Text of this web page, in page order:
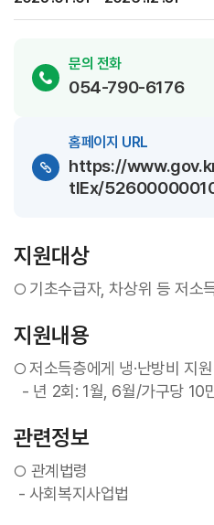
문의 전화
054-790-6176
홈페이지 URL
https://
tlEx/
지원대상
○ 기초수급자, 차상위 등 저소
지원내용
○저소득층에게 냉·난방비 지원
- 년 2회: 1월, 6월/가구당 10
관련정보
○ 관계법령
- 사회복지사업법